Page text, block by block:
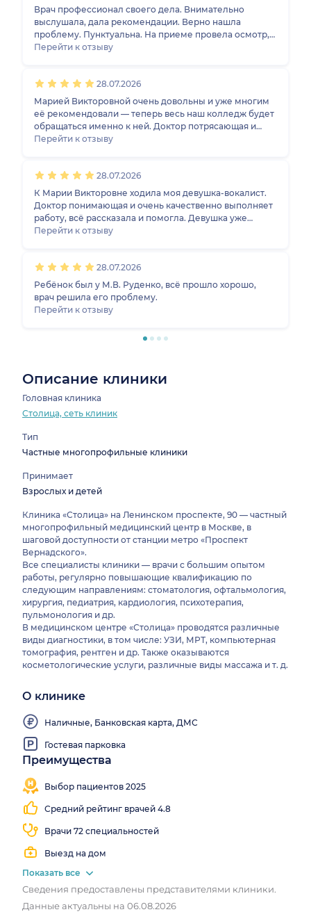
Врач профессионал своего дела. Внимательно
выслушала, дала рекомендации. Верно нашла
проблему. Пунктуальна. На приеме провела осмотр,
внимательно выслушала мои наблюдения по поводу
Направила на консультацию к эндокринологу. В
результате выяснилось, что проблема связана была
именно с ЖКТ
Перейти к отзыву
28.07.2026
Марией Викторовной очень довольны и уже многим
её рекомендовали — теперь весь наш колледж будет
обращаться именно к ней. Доктор потрясающая и
замечательная, проводит осмотр тщательно и долго,
Перейти к отзыву
28.07.2026
К Марии Викторовне ходила моя девушка-вокалист.
Доктор понимающая и очень качественно выполняет
работу, всё рассказала и помогла. Девушка уже
обращалась к другим фониатрам, поэтому ей есть с
этой сфере дальше.
Перейти к отзыву
28.07.2026
Ребёнок был у М.В. Руденко, всё прошло хорошо,
врач решила его проблему.
Перейти к отзыву
Описание клиники
Головная клиника
Столица, сеть клиник
Тип
Частные многопрофильные клиники
Принимает
Взрослых и детей
Клиника «Столица» на Ленинском проспекте, 90 — частный
многопрофильный медицинский центр в Москве, в
шаговой доступности от станции метро «Проспект
Вернадского».
Все специалисты клиники — врачи с большим опытом
работы, регулярно повышающие квалификацию по
следующим направлениям: стоматология, офтальмология,
хирургия, педиатрия, кардиология, психотерапия,
пульмонология и др.
В медицинском центре «Столица» проводятся различные
виды диагностики, в том числе: УЗИ, МРТ, компьютерная
томография, рентген и др. Также оказываются
косметологические услуги, различные виды массажа и т. д.
О клинике
Наличные, Банковская карта, ДМС
Гостевая парковка
Преимущества
Выбор пациентов 2025
Средний рейтинг врачей 4.8
Врачи 72 специальностей
Выезд на дом
Близко
метро
Работаем
выходные
Показать все
Сведения предоставлены представителями клиники.
Данные актуальны на 06.08.2026